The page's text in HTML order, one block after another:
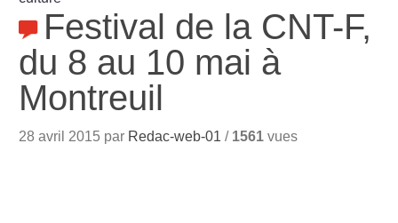
Festival de la CNT-F,
du 8 au 10 mai à
Montreuil
28 avril 2015 par Redac-web-01 / 1561 vues